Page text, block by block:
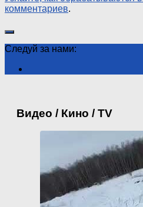
комментариев.
Следуй за нами:
Видео / Кино / TV